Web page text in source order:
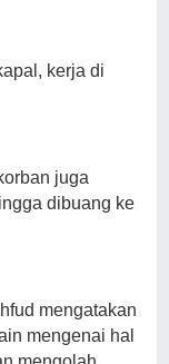
kerja di
juga
dibuang ke
mengatakan
mengenai hal